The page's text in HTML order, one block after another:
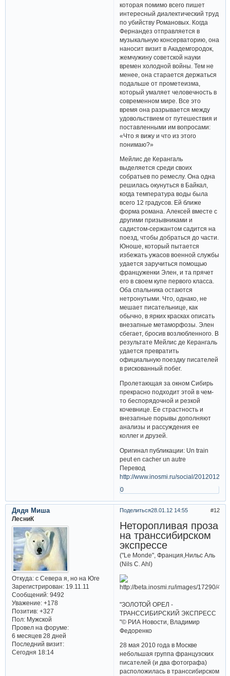
которая помимо всего пишет
интересный диалектический труд
по убийству Романовых. Когда
Фернандез отправляется в
музыкальную консерваторию, она
наносит визит в Академгородок,
жемчужину советской науки
времен холодной войны. Тем не
менее, она старается держаться
подальше от прометеизма,
который умаляет человечность в
современном мире. Все это
время она разрывается между
удовольствием от путешествия и
поставленными им вопросами:
«Что я вижу и что из этого
понимаю?»
Мейлис де Керангаль
выделяется среди своих
собратьев по ремеслу. Она одна
решилась окунуться в Байкал,
когда температура воды была
всего 12 градусов. Ей ближе
форма романа. Алексей вместе с
другими призывниками и
садистом-сержантом садится на
поезд, чтобы добраться до части.
Юноше, который пытается
избежать ужасов военной службы
удается заручиться помощью
француженки Элен, и та прячет
его в своем купе первого класса.
Оба спальника остаются
нетронутыми. Что, однако, не
мешает писательнице, как
обычно, в ярких красках описать
внезапные метаморфозы. Элен
сбегает, бросив возлюбленного. В
результате Мейлис де Керангаль
удается превратить
официальную поездку писателей
в рискованный побег.
Пролетающая за окном Сибирь
прекрасно подходит этой в чем-
то беспорядочной и резкой
кочевнице. Ее страстность и
внезапные порывы дополняют
анализы и рассуждения ее
коллег и друзей.
Оригинал публикации: Un train
peut en cacher un autre
Перевод
http://www.inosmi.ru/social/20120121/
0
Поделиться 12
28.01.12 14:55
Дядя Миша
ЛесниК
Откуда:с Севера я, но на Юге
Зарегистрирован: 19.11.11
Сообщений:9492
Уважение: +178
Позитив: +327
Пол:Мужской
Провел на форуме:
6 месяцев 28 дней
Последний визит:
Сегодня 18:14
Неторопливая проза
на транссибирском
экспрессе
("Le Monde", Франция,Нильс Аль
(Nils C. Ahl)
"ЗОЛОТОЙ ОРЕЛ -
ТРАНССИБИРСКИЙ ЭКСПРЕСС
"© РИА Новости, Владимир
Федоренко
28 мая 2010 года в Москве
небольшая группа французских
писателей (и два фотографа)
расположилась в транссибирском